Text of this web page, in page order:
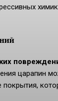
царапин